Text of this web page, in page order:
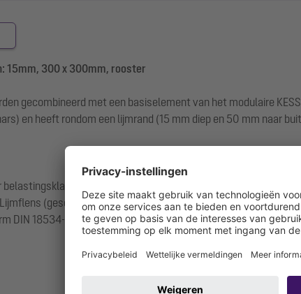
15mm, 300 x 300mm, rooster
gecombineerd met een basiselement van het modulaire
en heeft rondom een lijmrand (15 mm diep en 50 mm naar
M 125, shimming ter plaatse noodzakelijk
(geschikt voor tegengaan van vochtpenetratie)
DIN 18534-1 (tot inclusief): W3-I